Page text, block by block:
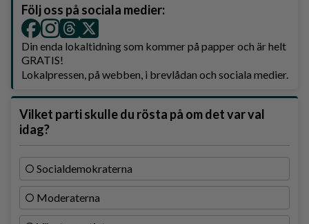
Följ oss på sociala medier:
Din enda lokaltidning som kommer på papper och är helt
GRATIS!
Lokalpressen, på webben, i brevlådan och sociala medier.
Vilket parti skulle du rösta på om det var val
idag?
Socialdemokraterna
Moderaterna